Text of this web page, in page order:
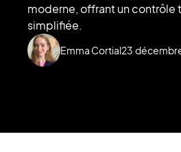
moderne, offrant un
simplifiée.
Emma Cortial23